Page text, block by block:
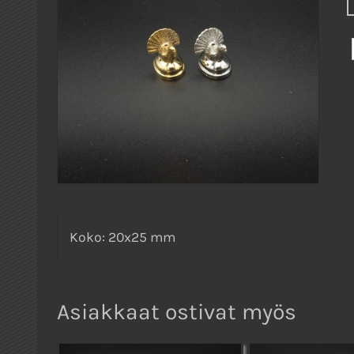
Koko: 20x25 mm
Asiakkaat ostivat myös